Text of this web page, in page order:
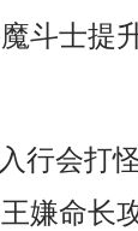
斗士提
行会打
嫌命长